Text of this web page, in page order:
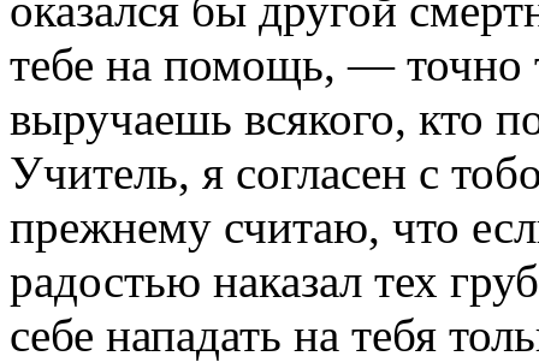
оказался бы другой
тебе на помощь, — точно
выручаешь всякого, кто
Учитель, я согласен с
прежнему считаю, что
радостью наказал тех
себе нападать на тебя